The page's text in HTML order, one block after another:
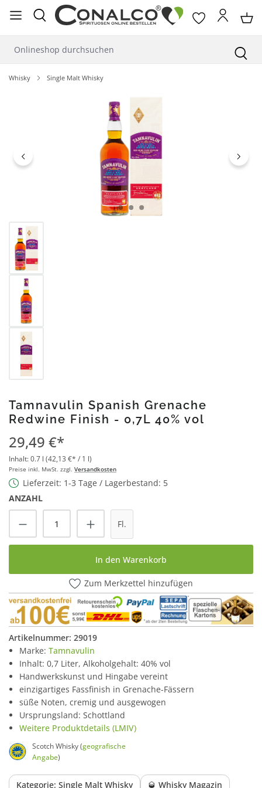
springen
Whisky Single Malt Whisky
Tamnavulin Spanish Grenache
Redwine Finish - 0,7L 40% vol
29,49 €*
Inhalt:0.7 l (42,13 €* / 1 l)
Preise inkl. MwSt. zzgl. Versandkosten
Lieferzeit: 1-3 Tage / Lagerbestand: 5
ANZAHL
Produkt Anzahl: Gib den gewünschten
Fl.
In den Warenkorb
Zum Merkzettel hinzufügen
Artikelnummer: 29019
Marke: Tamnavulin
Inhalt: 0,7 Liter, Alkoholgehalt: 40% vol
Handwerkskunst und Hingabe vereint
einzigartiges Fassfinish in Grenache-Fässern
süße Noten, cremig und ausgewogen
Ursprungsland: Schottland
Weitere Produktdetails (LMIV)
Scotch Whisky (geografische
Angabe)
Kategorie: Single Malt Whisky 🥃 Whisky Magazin